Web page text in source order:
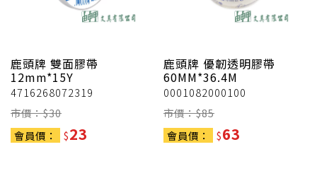
鹿頭牌 雙面膠帶
12mm*15Y
4716268072319
市價：$30
會員價：
$23
鹿頭牌 優韌透明膠帶
60MM*36.4M
0001082000100
市價：$85
會員價：
$63